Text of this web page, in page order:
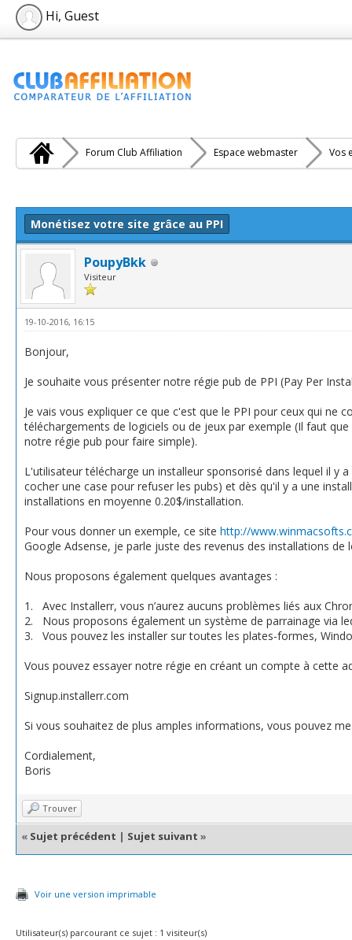
Hi, Guest
Forum Club Affiliation Espace webmaster Vos
Monétisez votre site grâce au PPI
PoupyBkk
Visiteur
19-10-2016, 16:15
Bonjour,
Je souhaite vous présenter notre régie pub de PPI (Pay Per
Je vais vous expliquer ce que c'est que le PPI pour ceux qui
téléchargements de logiciels ou de jeux par exemple (Il faut
notre régie pub pour faire simple).
L'utilisateur télécharge un installeur sponsorisé dans lequel il y
cocher une case pour refuser les pubs) et dès qu'il y a une
installations en moyenne 0.20$/installation.
Pour vous donner un exemple, ce site http://
Google Adsense, je parle juste des revenus des installations de
Nous proposons également quelques avantages :
1.
Avec Installerr, vous n’aurez aucuns problèmes liés aux
2.
Nous proposons également un système de parrainage via
3.
Vous pouvez les installer sur toutes les plates-formes,
Vous pouvez essayer notre régie en créant un compte à cette
Signup.installerr.com
Si vous souhaitez de plus amples informations, vous pouvez
Cordialement,
Boris
Trouver
« Sujet précédent | Sujet suivant »
Voir une version imprimable
Utilisateur(s) parcourant ce sujet : 1 visiteur(s)